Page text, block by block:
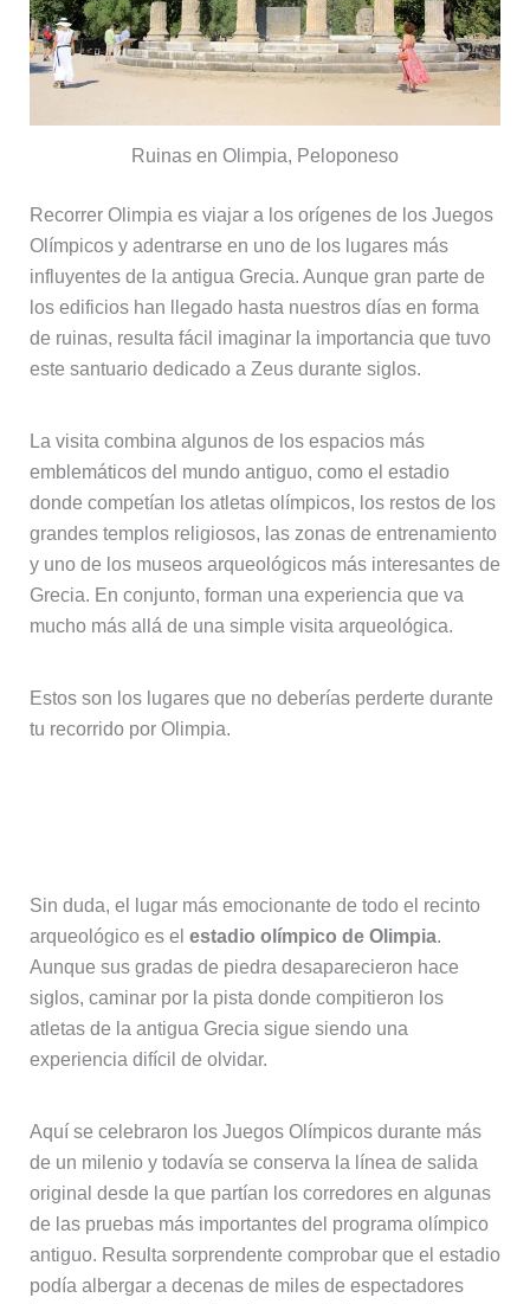
Ruinas en Olimpia, Peloponeso
Recorrer Olimpia es viajar a los orígenes de los Juegos
Olímpicos y adentrarse en uno de los lugares más
influyentes de la antigua Grecia. Aunque gran parte de
los edificios han llegado hasta nuestros días en forma
de ruinas, resulta fácil imaginar la importancia que tuvo
este santuario dedicado a Zeus durante siglos.
La visita combina algunos de los espacios más
emblemáticos del mundo antiguo, como el estadio
donde competían los atletas olímpicos, los restos de los
grandes templos religiosos, las zonas de entrenamiento
y uno de los museos arqueológicos más interesantes de
Grecia. En conjunto, forman una experiencia que va
mucho más allá de una simple visita arqueológica.
Estos son los lugares que no deberías perderte durante
tu recorrido por Olimpia.
Sin duda, el lugar más emocionante de todo el recinto
arqueológico es el estadio olímpico de Olimpia.
Aunque sus gradas de piedra desaparecieron hace
siglos, caminar por la pista donde compitieron los
atletas de la antigua Grecia sigue siendo una
experiencia difícil de olvidar.
Aquí se celebraron los Juegos Olímpicos durante más
de un milenio y todavía se conserva la línea de salida
original desde la que partían los corredores en algunas
de las pruebas más importantes del programa olímpico
antiguo. Resulta sorprendente comprobar que el estadio
podía albergar a decenas de miles de espectadores